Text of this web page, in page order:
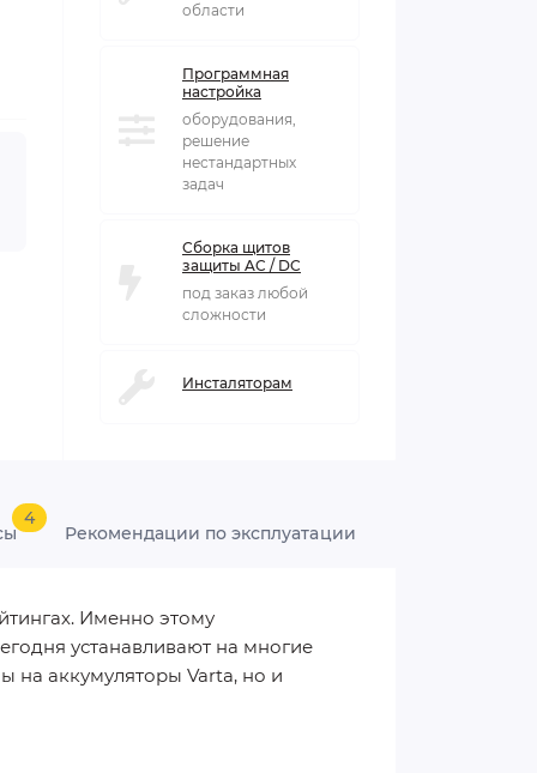
области
Программная
настройка
оборудования,
решение
нестандартных
задач
Сборка щитов
защиты AC / DC
под заказ любой
сложности
Инсталяторам
4
Рекомендации по эксплуатации
Именно этому
устанавливают на многие
на аккумуляторы Varta, но и